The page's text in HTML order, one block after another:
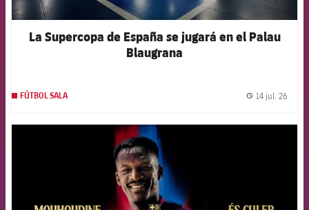
La Supercopa de España se jugará en el Palau
Blaugrana
FÚTBOL SALA 14 jul. 26
FCB Barcelona badge